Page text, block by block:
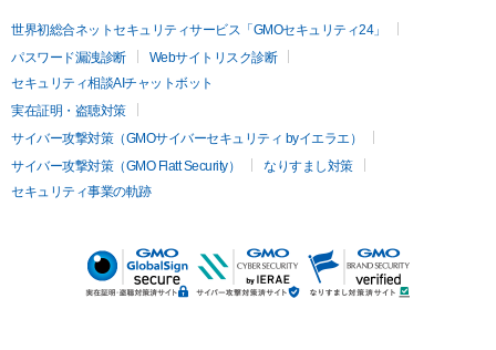
世界初総合ネットセキュリティサービス「GMOセキュリティ24」
パスワード漏洩診断
Webサイトリスク診断
セキュリティ相談AIチャットボット
実在証明・盗聴対策
サイバー攻撃対策（GMOサイバーセキュリティ byイエラエ）
サイバー攻撃対策（GMO Flatt Security）
なりすまし対策
セキュリティ事業の軌跡